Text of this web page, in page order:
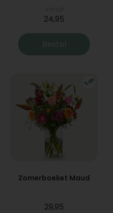
24,95
Bestel
Zomerboeket Maud
29,95